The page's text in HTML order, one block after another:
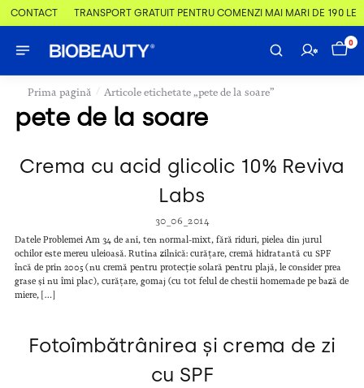
CONTACT TRANSPORT GRATUIT PENTRU COMENZI MAI MARI DE 190 LEI
0
Prima pagină / Articole etichetate „pete de la soare”
pete de la soare
Crema cu acid glicolic 10% Reviva
Labs
30_06_2014
Datele Problemei Am 34 de ani, ten normal-mixt, fără riduri, pielea din jurul
ochilor este mereu uleioasă. Rutina zilnică: curățare, cremă hidratantă cu SPF
încă de prin 2005 (nu cremă pentru protecție solară pentru plajă, le consider prea
grase și nu îmi plac), curățare, gomaj (cu tot felul de chestii homemade pe bază de
miere, […]
Fotoîmbătrânirea și crema de zi
cu SPF